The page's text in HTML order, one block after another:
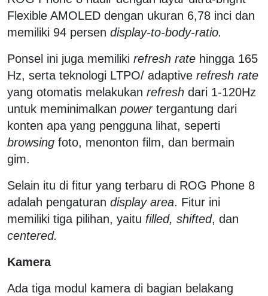
Flexible AMOLED dengan ukuran 6,78 inci dan
memiliki 94 persen display-to-body-ratio.
Ponsel ini juga memiliki refresh rate hingga 165
Hz, serta teknologi LTPO/ adaptive refresh rate
yang otomatis melakukan refresh dari 1-120Hz
untuk meminimalkan powertergantung dari
konten apa yang pengguna lihat, seperti
browsing foto, menonton film, dan bermain
gim.
Selain itu di fitur yang terbaru di ROG Phone 8
adalah pengaturan display area. Fitur ini
memiliki tiga pilihan, yaitu filled, shifted, dan
centered.
Kamera
Ada tiga modul kamera di bagian belakang